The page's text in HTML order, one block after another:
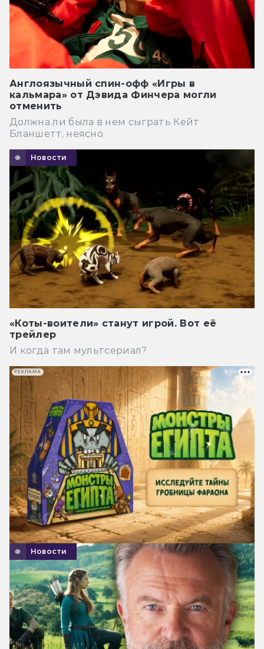
Англоязычный спин-офф «Игры в
кальмара» от Дэвида Финчера могли
отменить
Должна ли была в нем сыграть Кейт
Бланшетт, неясно.
Новости
«Коты-воители» станут игрой. Вот её
трейлер
И когда там мультсериал?
Новости
РЕКЛАМА